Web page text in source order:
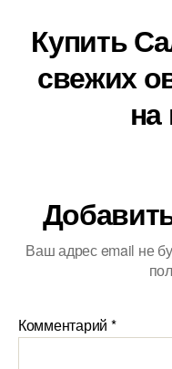
Купить
свежих
на
Ваш адрес email не
Комментарий *